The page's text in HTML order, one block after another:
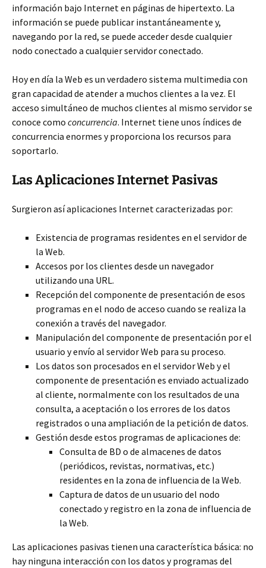
información bajo Internet en páginas de hipertexto. La
información se puede publicar instantáneamente y,
navegando por la red, se puede acceder desde cualquier
nodo conectado a cualquier servidor conectado.
Hoy en día la Web es un verdadero sistema multimedia con
gran capacidad de atender a muchos clientes a la vez. El
acceso simultáneo de muchos clientes al mismo servidor se
conoce como concurrencia. Internet tiene unos índices de
concurrencia enormes y proporciona los recursos para
soportarlo.
Las Aplicaciones Internet Pasivas
Surgieron así aplicaciones Internet caracterizadas por:
Existencia de programas residentes en el servidor de
la Web.
Accesos por los clientes desde un navegador
utilizando una URL.
Recepción del componente de presentación de esos
programas en el nodo de acceso cuando se realiza la
conexión a través del navegador.
Manipulación del componente de presentación por el
usuario y envío al servidor Web para su proceso.
Los datos son procesados en el servidor Web y el
componente de presentación es enviado actualizado
al cliente, normalmente con los resultados de una
consulta, a aceptación o los errores de los datos
registrados o una ampliación de la petición de datos.
Gestión desde estos programas de aplicaciones de:
Consulta de BD o de almacenes de datos
(periódicos, revistas, normativas, etc.)
residentes en la zona de influencia de la Web.
Captura de datos de un usuario del nodo
conectado y registro en la zona de influencia de
la Web.
Las aplicaciones pasivas tienen una característica básica: no
hay ninguna interacción con los datos y programas del